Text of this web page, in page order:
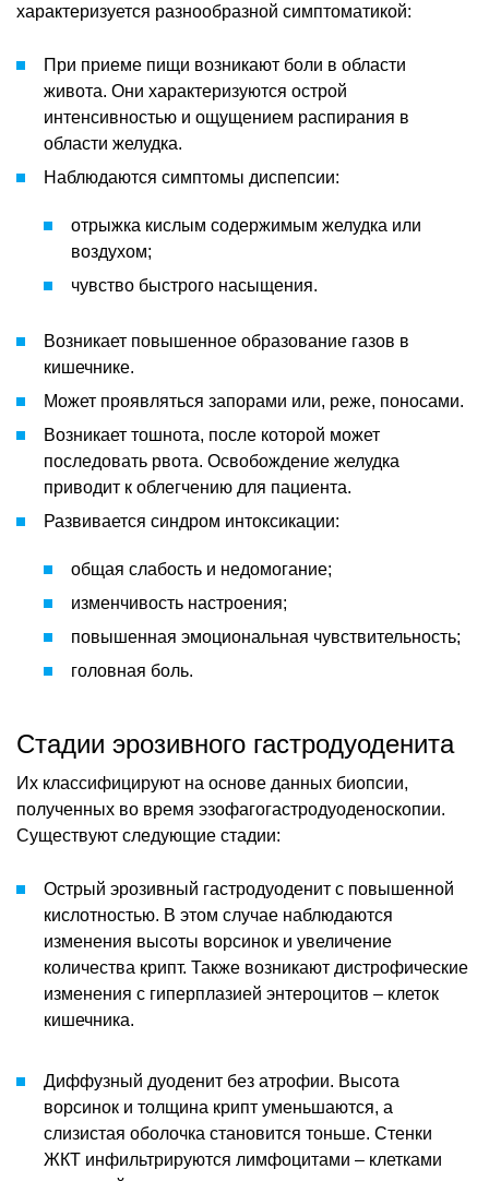
характеризуется разнообразной симптоматикой:
При приеме пищи возникают боли в области
живота. Они характеризуются острой
интенсивностью и ощущением распирания в
области желудка.
Наблюдаются симптомы диспепсии:
отрыжка кислым содержимым желудка или
воздухом;
чувство быстрого насыщения.
Возникает повышенное образование газов в
кишечнике.
Может проявляться запорами или, реже, поносами.
Возникает тошнота, после которой может
последовать рвота. Освобождение желудка
приводит к облегчению для пациента.
Развивается синдром интоксикации:
общая слабость и недомогание;
изменчивость настроения;
повышенная эмоциональная чувствительность;
головная боль.
Стадии эрозивного гастродуоденита
Их классифицируют на основе данных биопсии,
полученных во время эзофагогастродуоденоскопии.
Существуют следующие стадии:
Острый эрозивный гастродуоденит с повышенной
кислотностью. В этом случае наблюдаются
изменения высоты ворсинок и увеличение
количества крипт. Также возникают дистрофические
изменения с гиперплазией энтероцитов – клеток
кишечника.
Диффузный дуоденит без атрофии. Высота
ворсинок и толщина крипт уменьшаются, а
слизистая оболочка становится тоньше. Стенки
ЖКТ инфильтрируются лимфоцитами – клетками